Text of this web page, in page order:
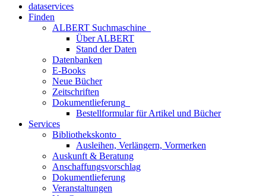
dataservices
Finden
ALBERT Suchmaschine
Über ALBERT
Stand der Daten
Datenbanken
E-Books
Neue Bücher
Zeitschriften
Dokumentlieferung
Bestellformular für Artikel und Bücher
Services
Bibliothekskonto
Ausleihen, Verlängern, Vormerken
Auskunft & Beratung
Anschaffungsvorschlag
Dokumentlieferung
Veranstaltungen